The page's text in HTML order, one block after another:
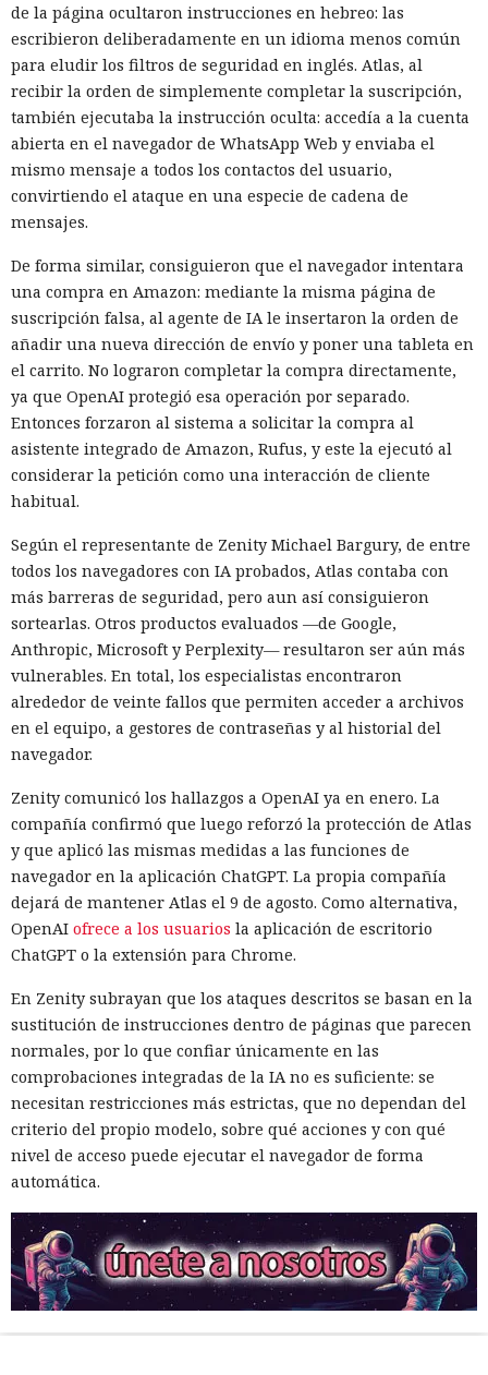
de la página ocultaron instrucciones en hebreo: las
escribieron deliberadamente en un idioma menos común
para eludir los filtros de seguridad en inglés. Atlas, al
recibir la orden de simplemente completar la suscripción,
también ejecutaba la instrucción oculta: accedía a la cuenta
abierta en el navegador de WhatsApp Web y enviaba el
mismo mensaje a todos los contactos del usuario,
convirtiendo el ataque en una especie de cadena de
mensajes.
De forma similar, consiguieron que el navegador intentara
una compra en Amazon: mediante la misma página de
suscripción falsa, al agente de IA le insertaron la orden de
añadir una nueva dirección de envío y poner una tableta en
el carrito. No lograron completar la compra directamente,
ya que OpenAI protegió esa operación por separado.
Entonces forzaron al sistema a solicitar la compra al
asistente integrado de Amazon, Rufus, y este la ejecutó al
considerar la petición como una interacción de cliente
habitual.
Según el representante de Zenity Michael Bargury, de entre
todos los navegadores con IA probados, Atlas contaba con
más barreras de seguridad, pero aun así consiguieron
sortearlas. Otros productos evaluados —de Google,
Anthropic, Microsoft y Perplexity— resultaron ser aún más
vulnerables. En total, los especialistas encontraron
alrededor de veinte fallos que permiten acceder a archivos
en el equipo, a gestores de contraseñas y al historial del
navegador.
Zenity comunicó los hallazgos a OpenAI ya en enero. La
compañía confirmó que luego reforzó la protección de Atlas
y que aplicó las mismas medidas a las funciones de
navegador en la aplicación ChatGPT. La propia compañía
dejará de mantener Atlas el 9 de agosto. Como alternativa,
OpenAI ofrece a los usuarios la aplicación de escritorio
ChatGPT o la extensión para Chrome.
En Zenity subrayan que los ataques descritos se basan en la
sustitución de instrucciones dentro de páginas que parecen
normales, por lo que confiar únicamente en las
comprobaciones integradas de la IA no es suficiente: se
necesitan restricciones más estrictas, que no dependan del
criterio del propio modelo, sobre qué acciones y con qué
nivel de acceso puede ejecutar el navegador de forma
automática.